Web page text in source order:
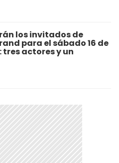
los invitados de
para el sábado 16 de
tres actores y un